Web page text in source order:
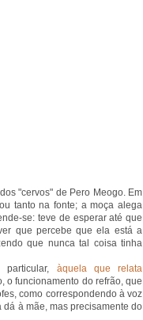
"cervos" de Pero Meogo. Em
tanto na fonte; a moça alega
se: teve de esperar até que
que percebe que ela está a
que nunca tal coisa tinha
àquela que relata
o funcionamento do refrão, que
como correspondendo à voz
à mãe, mas precisamente do